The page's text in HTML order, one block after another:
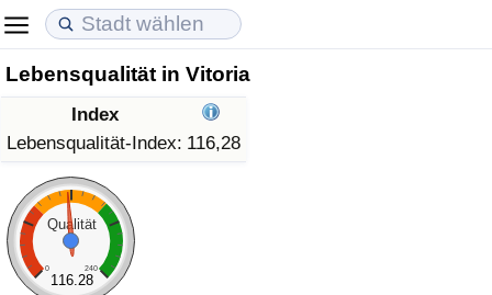
Lebensqualität in Vitoria
Index
Lebensqualität-Index: 116,28
Qualität
0 240
116.28
Lebenshaltungskosten
Lebenshaltungskosten-Index (aktuell)
Lebenshaltungskosten-Index
Lebenshaltungskosten-Index nach Land
Immobilienpreise
Immobilienpreis-Index (aktuell)
Immobilienpreis-Index
Immobilienpreis-Index nach Land
Lebensqualität
Lebensqualität-Index
Lebensqualität-Index (aktuell)
Lebensqualitätsindex nach Land